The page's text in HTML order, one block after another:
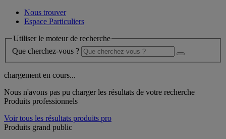
Nous trouver
Espace Particuliers
Utiliser le moteur de recherche
Que cherchez-vous ?
chargement en cours...
Nous n'avons pas pu charger les résultats de votre recherche
Produits professionnels
Voir tous les résultats produits pro
Produits grand public